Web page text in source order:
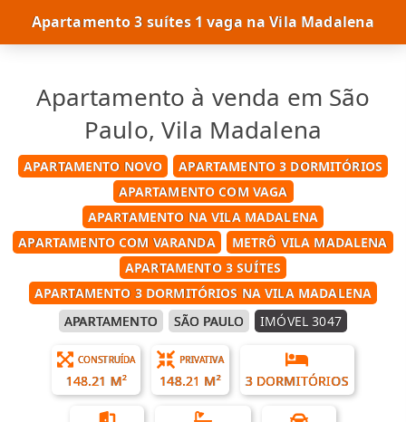
Apartamento 3 suítes 1 vaga na Vila Madalena
Apartamento à venda em São
Paulo, Vila Madalena
APARTAMENTO NOVO
APARTAMENTO 3 DORMITÓRIOS
APARTAMENTO COM VAGA
APARTAMENTO NA VILA MADALENA
APARTAMENTO COM VARANDA
METRÔ VILA MADALENA
APARTAMENTO 3 SUÍTES
APARTAMENTO 3 DORMITÓRIOS NA VILA MADALENA
APARTAMENTO
SÃO PAULO IMÓVEL 3047
CONSTRUÍDA
148.21 M²
PRIVATIVA
148.21 M² 3 DORMITÓRIOS